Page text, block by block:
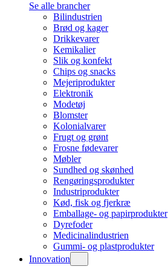
Se alle brancher
Bilindustrien
Brød og kager
Drikkevarer
Kemikalier
Slik og konfekt
Chips og snacks
Mejeriprodukter
Elektronik
Modetøj
Blomster
Kolonialvarer
Frugt og grønt
Frosne fødevarer
Møbler
Sundhed og skønhed
Rengøringsprodukter
Industriprodukter
Kød, fisk og fjerkræ
Emballage- og papirprodukter
Dyrefoder
Medicinalindustrien
Gummi- og plastprodukter
Innovation